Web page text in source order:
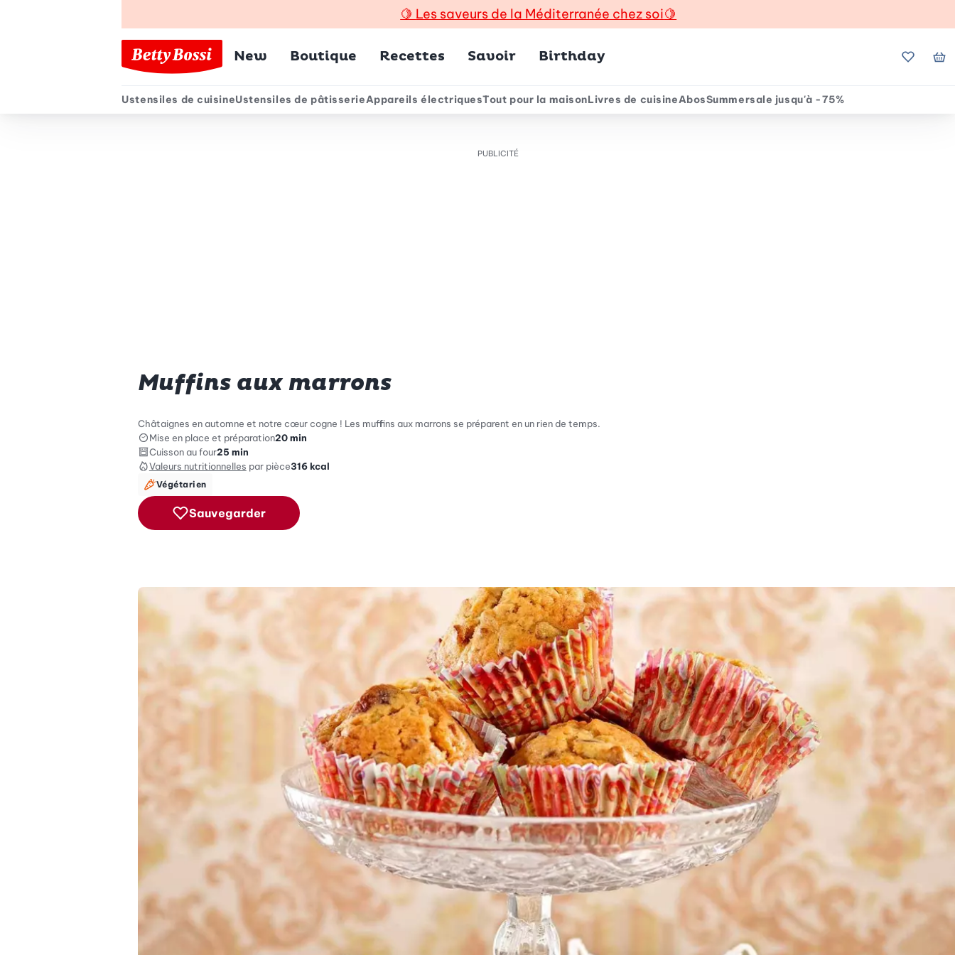
🍋 Les saveurs de la Méditerranée chez soi🍋
Menu principal
New Boutique Recettes Savoir Birthday Mes
Menu secondaire
Ustensiles de cuisineUstensiles de pâtisserieAppareils électriquesTout pour la maisonLivres de cuisineAbosSummersale jusqu'à -75%
PUBLICITÉ
Muffins aux marrons
Châtaignes en automne et notre cœur cogne ! Les muffins aux marrons se préparent en un rien de temps.
Mise en place et préparation20 min
Cuisson au four25 min
Valeurs nutritionnelles par pièce316 kcal
Végétarien
Sauvegarder